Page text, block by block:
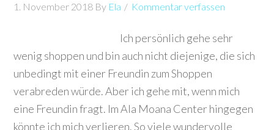
1. November 2018 By Ela Kommentar verfassen
Ich persönlich gehe sehr
wenig shoppen und bin auch nicht diejenige, die sich
unbedingt mit einer Freundin zum Shoppen
verabreden würde. Aber ich gehe mit, wenn mich
eine Freundin fragt. Im Ala Moana Center hingegen
könnte ich mich verlieren. So viele wundervolle